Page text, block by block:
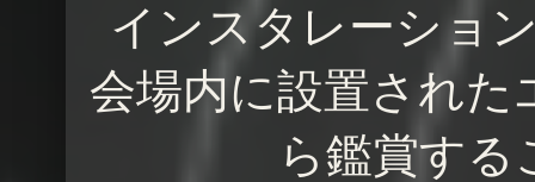
インスタレーショ
会場内に設置された
ら鑑賞する